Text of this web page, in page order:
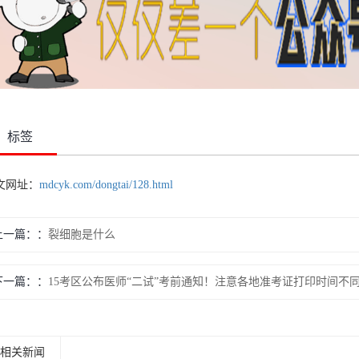
标签
网址： mdcyk.com/dongtai/128.html
篇： 裂细胞是什么
篇： 15考区公布医师“二试”考前通知！注意各地准考证打印时间不
相关新闻